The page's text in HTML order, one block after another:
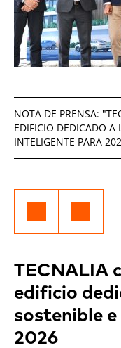
NOTA DE PRENSA:
EDIFICIO DEDICADO A
INTELIGENTE PARA
TECNALIA
edificio
sostenible
2026